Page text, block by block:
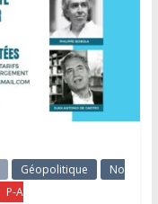
Géopolitique
No
P-A